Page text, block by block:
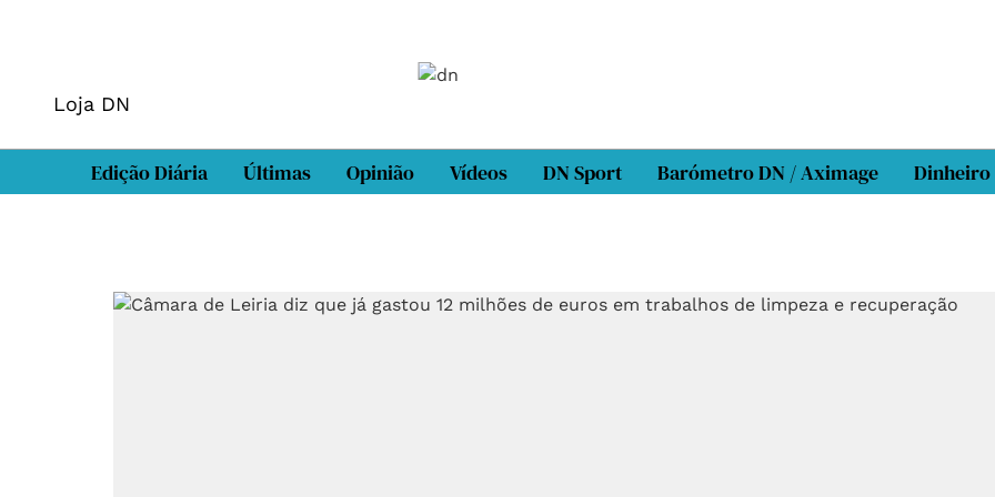
Loja DN
Edição Diária Últimas Opinião Vídeos DN Sport Barómetro DN / Aximage Dinheiro